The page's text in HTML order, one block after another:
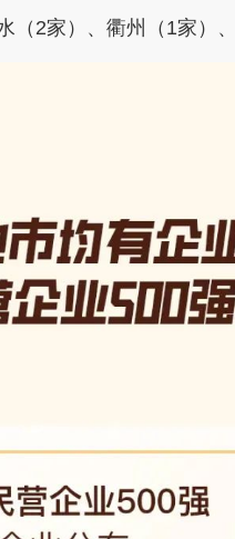
（2家）、衢州（1家）